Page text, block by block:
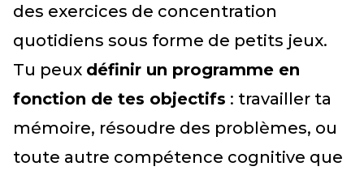
des exercices de concentration
quotidiens sous forme de petits jeux.
Tu peux définir un programme en
fonction de tes objectifs : travailler ta
mémoire, résoudre des problèmes, ou
toute autre compétence cognitive que